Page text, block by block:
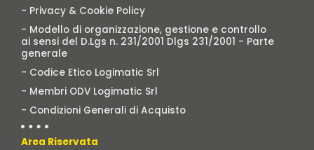
- Privacy & Cookie Policy
- Modello di organizzazione, gestione e controllo
ai sensi del D.Lgs n. 231/2001 Dlgs 231/2001 - Parte
generale
- Codice Etico Logimatic Srl
- Membri ODV Logimatic Srl
- Condizioni Generali di Acquisto
Area Riservata